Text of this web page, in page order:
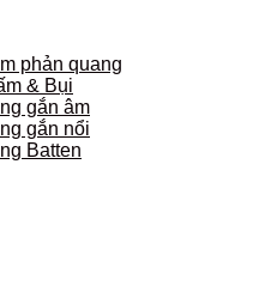
phản quang
& Bụi
gắn âm
gắn nổi
Batten